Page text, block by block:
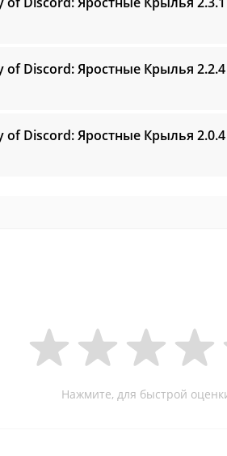
of Discord: Яростные Крылья 2.2.4
of Discord: Яростные Крылья 2.0.4
Нажмите, для быстрой